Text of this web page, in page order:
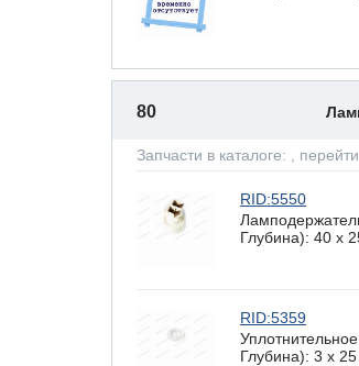
80
Запчасти в каталоге: , перейти
RID:5550
Глубина): 40 x
RID:5359
Глубина): 3 x 25